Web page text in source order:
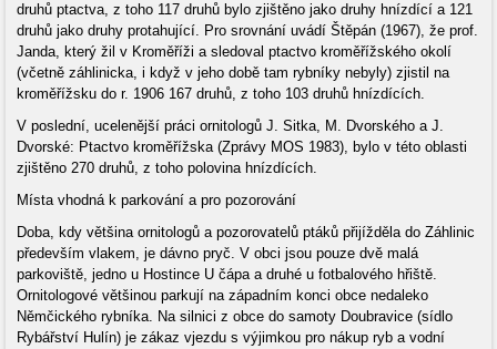
druhů ptactva, z toho 117 druhů bylo zjištěno jako druhy hnízdící a 121
druhů jako druhy pro­tahující. Pro srovnání uvádí Štěpán (1967), že prof.
Janda, který žil v Kroměříži a sledoval ptactvo kroměřížského okolí
(včetně záhlinicka, i když v jeho době tam rybníky nebyly) zjistil na
kroměřížsku do r. 1906 167 druhů, z toho 103 druhů hnízdících.
V poslední, ucelenější práci ornitologů J. Sitka, M. Dvorského a J.
Dvorské: Ptactvo kroměřížska (Zprávy MOS 1983), bylo v této oblasti
zjištěno 270 druhů, z toho polovina hnízdících.
Místa vhodná k parkování a pro pozorování
Doba, kdy většina ornitologů a pozorovatelů ptáků přijížděla do Záhlinic
především vlakem, je dávno pryč. V obci jsou pouze dvě malá
parkoviště, jedno u Hostince U čápa a druhé u fotbalového hřiště.
Ornitologové většinou parkují na západním konci obce nedaleko
Němčického rybníka. Na silnici z obce do samoty Doubravice (sídlo
Rybářství Hulín) je zákaz vjezdu s výjimkou pro nákup ryb a vodní